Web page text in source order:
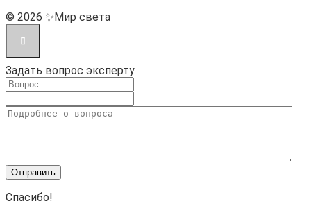
© 2026 ✨Мир света
Задать вопрос эксперту
Спасибо!